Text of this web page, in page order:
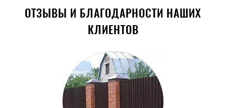
ОТЗЫВЫ И БЛАГОДАРНОСТИ НАШИХ
КЛИЕНТОВ